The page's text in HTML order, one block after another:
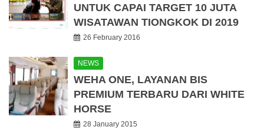
UNTUK CAPAI TARGET 10 JUTA
WISATAWAN TIONGKOK DI 2019
26 February 2016
NEWS
WEHA ONE, LAYANAN BIS
PREMIUM TERBARU DARI WHITE
HORSE
28 January 2015